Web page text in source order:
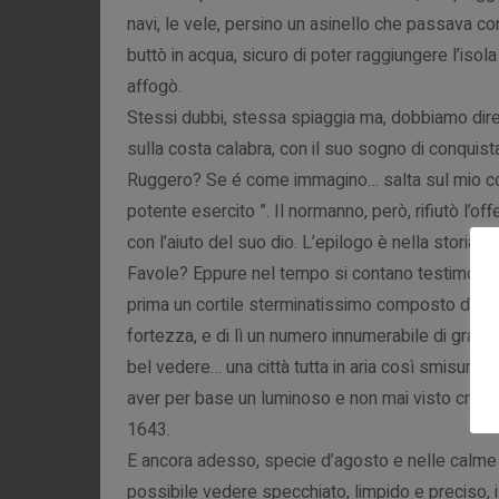
navi, le vele, persino un asinello che passava
buttò in acqua, sicuro di poter raggiungere
affogò.
Stessi dubbi, stessa spiaggia ma, dobbiamo
sulla costa calabra, con il suo sogno di
Ruggero? Se é come immagino… salta sul mio
potente esercito ”. Il normanno, però, rifiutò
con l’aiuto del suo dio. L’epilogo è nella storia…
Favole? Eppure nel tempo si contano testimoni
prima un cortile sterminatissimo composto di
fortezza, e di lì un numero innumerabile di gran
bel vedere… una città tutta in aria così
aver per base un luminoso e non mai visto
1643.
E ancora adesso, specie d’agosto e nelle
possibile vedere specchiato, limpido e preciso,